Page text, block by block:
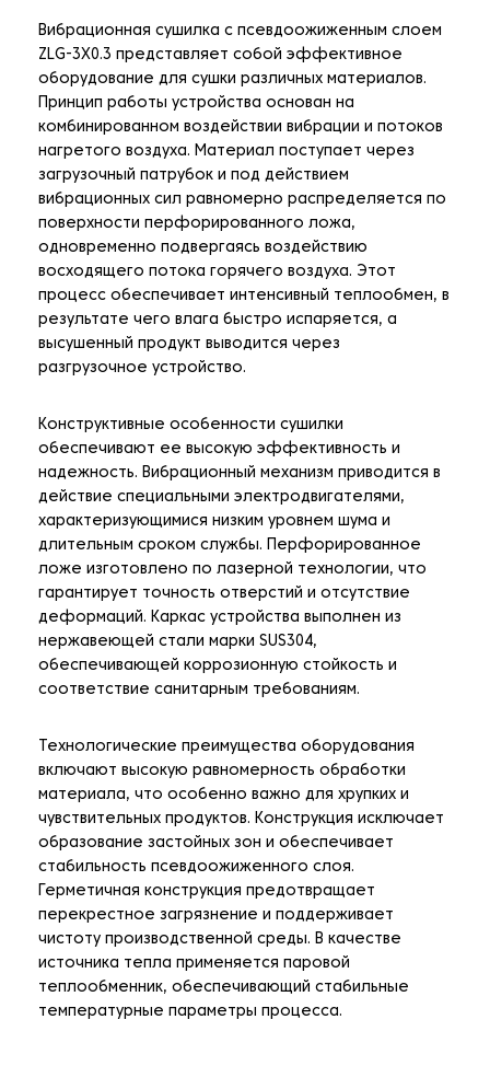
Вибрационная сушилка с псевдоожиженным слоем
ZLG-3X0.3 представляет собой эффективное
оборудование для сушки различных материалов.
Принцип работы устройства основан на
комбинированном воздействии вибрации и потоков
нагретого воздуха. Материал поступает через
загрузочный патрубок и под действием
вибрационных сил равномерно распределяется по
поверхности перфорированного ложа,
одновременно подвергаясь воздействию
восходящего потока горячего воздуха. Этот
процесс обеспечивает интенсивный теплообмен, в
результате чего влага быстро испаряется, а
высушенный продукт выводится через
разгрузочное устройство.
Конструктивные особенности сушилки
обеспечивают ее высокую эффективность и
надежность. Вибрационный механизм приводится в
действие специальными электродвигателями,
характеризующимися низким уровнем шума и
длительным сроком службы. Перфорированное
ложе изготовлено по лазерной технологии, что
гарантирует точность отверстий и отсутствие
деформаций. Каркас устройства выполнен из
нержавеющей стали марки SUS304,
обеспечивающей коррозионную стойкость и
соответствие санитарным требованиям.
Технологические преимущества оборудования
включают высокую равномерность обработки
материала, что особенно важно для хрупких и
чувствительных продуктов. Конструкция исключает
образование застойных зон и обеспечивает
стабильность псевдоожиженного слоя.
Герметичная конструкция предотвращает
перекрестное загрязнение и поддерживает
чистоту производственной среды. В качестве
источника тепла применяется паровой
теплообменник, обеспечивающий стабильные
температурные параметры процесса.